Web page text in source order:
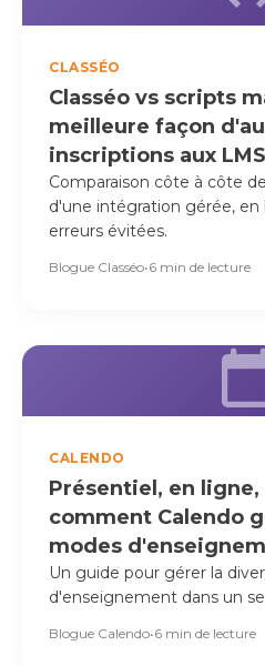
CLASSÉO
Classéo vs scripts
meilleure façon
inscriptions aux
Comparaison côte à côte
d'une intégration gérée,
erreurs évitées.
Blogue Classéo•6 min de lecture
CALENDO
Présentiel, en
comment Calendo
modes
Un guide pour gérer la
d'enseignement dans un
Blogue Calendo•6 min de lecture